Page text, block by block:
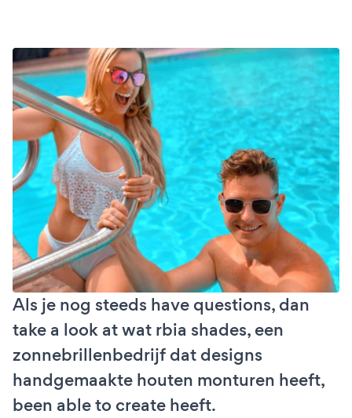
Als je nog steeds have questions, dan
take a look at wat rbia shades, een
zonnebrillenbedrijf dat designs
handgemaakte houten monturen heeft,
been able to create heeft.